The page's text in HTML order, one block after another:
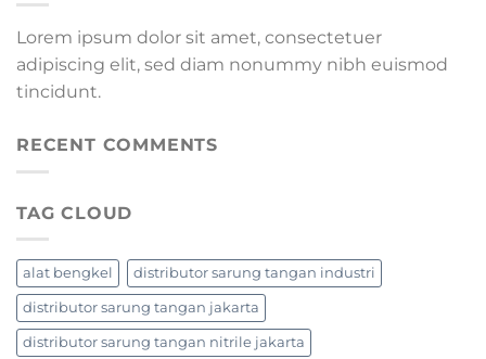
Lorem ipsum dolor sit amet, consectetuer
adipiscing elit, sed diam nonummy nibh euismod
tincidunt.
RECENT COMMENTS
TAG CLOUD
alat bengkel distributor sarung tangan industri
distributor sarung tangan jakarta
distributor sarung tangan nitrile jakarta